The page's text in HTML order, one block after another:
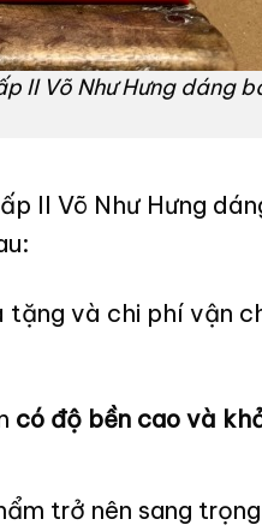
II Võ Như Hưng dáng
II Võ Như Hưng
và chi phí vận
có độ bền cao và
trở nên sang